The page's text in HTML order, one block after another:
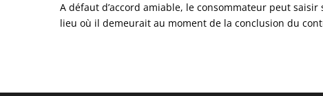
A défaut d’accord amiable, le consommateur peut
lieu où il demeurait au moment de la conclusion du